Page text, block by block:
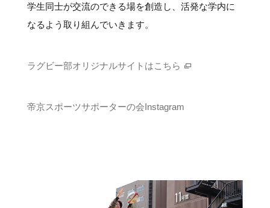
学生同士が交流のできる場を創造し、活発な学内に
なるよう取り組んでいきます。
ラグビー部オリジナルサイトはこちら
帝京スポーツサポーターの会Instagram